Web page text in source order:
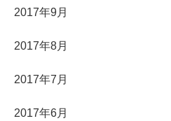
2017年9月
2017年8月
2017年7月
2017年6月